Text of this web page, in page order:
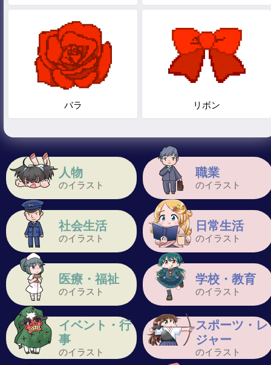
人物
のイラスト
職業
のイラスト
社会生活
のイラスト
日常生活
のイラスト
医療・福祉
のイラスト
学校・教育
のイラスト
イベント・行
事
のイラスト
スポーツ・レ
ジャー
のイラスト
バラ リボン